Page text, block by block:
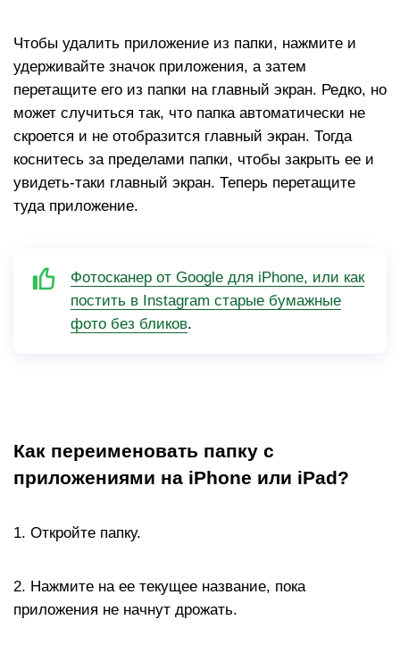
Чтобы удалить приложение из папки, нажмите и
удерживайте значок приложения, а затем
перетащите его из папки на главный экран. Редко, но
может случиться так, что папка автоматически не
скроется и не отобразится главный экран. Тогда
коснитесь за пределами папки, чтобы закрыть ее и
увидеть-таки главный экран. Теперь перетащите
туда приложение.
Фотосканер от Google для iPhone, или как
постить в Instagram старые бумажные
фото без бликов.
Как переименовать папку с
приложениями на iPhone или iPad?
1. Откройте папку.
2. Нажмите на ее текущее название, пока
приложения не начнут дрожать.